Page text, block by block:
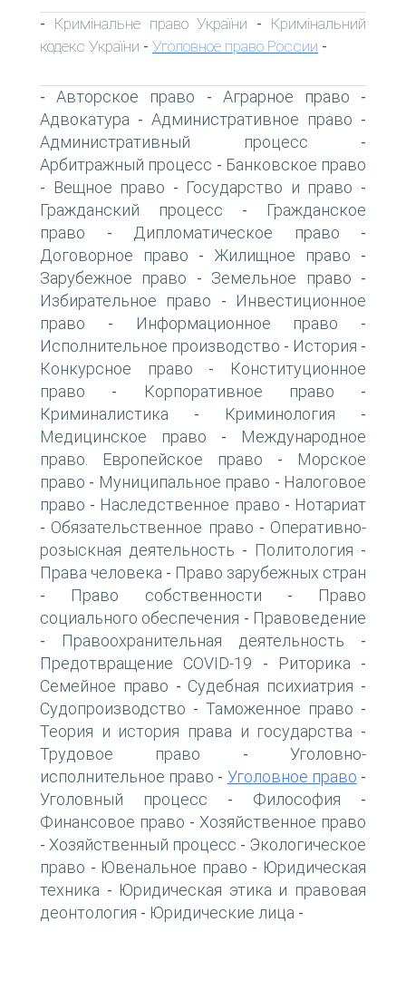
- Кримінальне право України - Кримінальний
кодекс України - Уголовное право России -
-Авторское право - Аграрное право -
Адвокатура - Административное право -
Административный процесс -
Арбитражный процесс - Банковское право
- Вещное право - Государство и право -
Гражданский процесс -
Гражданское
право - Дипломатическое право -
Договорное право - Жилищное право -
Зарубежное право - Земельное право -
Избирательное право -
Инвестиционное
право - Информационное право -
Исполнительное производство - История -
Конкурсное право -
Конституционное
право - Корпоративное право -
Криминалистика - Криминология -
Медицинское право -
Международное
право. Европейское право -
Морское
право - Муниципальное право - Налоговое
право - Наследственное право - Нотариат
- Обязательственное право - Оперативно-
розыскная деятельность - Политология -
Права человека - Право зарубежных стран
- Право собственности -
Право
социального обеспечения - Правоведение
- Правоохранительная деятельность -
Предотвращение COVID-19 - Риторика -
Семейное право - Судебная психиатрия -
Судопроизводство - Таможенное право -
Теория и история права и государства -
Трудовое право -Уголовно-
исполнительное право - Уголовное право -
Уголовный процесс - Философия -
Финансовое право - Хозяйственное право
- Хозяйственный процесс - Экологическое
право - Ювенальное право - Юридическая
техника - Юридическая этика и правовая
деонтология - Юридические лица -